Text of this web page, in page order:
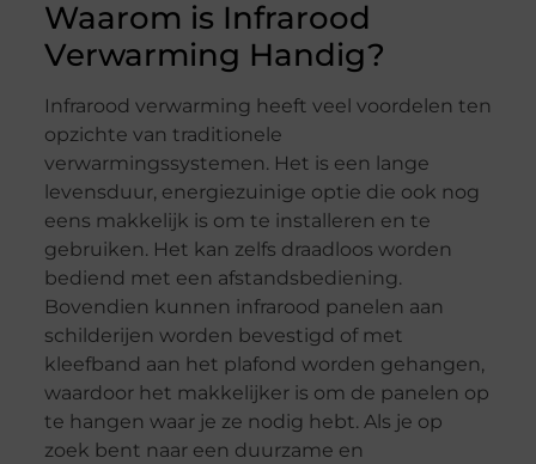
Waarom is Infrarood
Verwarming Handig?
Infrarood verwarming heeft veel voordelen ten
opzichte van traditionele
verwarmingssystemen. Het is een lange
levensduur, energiezuinige optie die ook nog
eens makkelijk is om te installeren en te
gebruiken. Het kan zelfs draadloos worden
bediend met een afstandsbediening.
Bovendien kunnen infrarood panelen aan
schilderijen worden bevestigd of met
kleefband aan het plafond worden gehangen,
waardoor het makkelijker is om de panelen op
te hangen waar je ze nodig hebt. Als je op
zoek bent naar een duurzame en